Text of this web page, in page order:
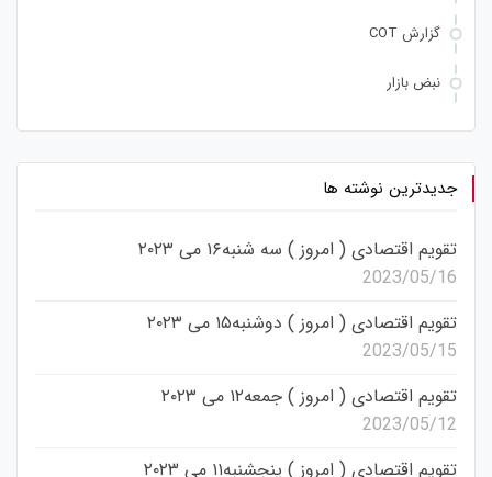
گزارش COT
نبض بازار
جدیدترین نوشته ها
تقویم اقتصادی ( امروز ) سه شنبه۱۶ می ۲۰۲۳
2023/05/16
تقویم اقتصادی ( امروز ) دوشنبه۱۵ می ۲۰۲۳
2023/05/15
تقویم اقتصادی ( امروز ) جمعه۱۲ می ۲۰۲۳
2023/05/12
تقویم اقتصادی ( امروز ) پنجشنبه۱۱ می ۲۰۲۳